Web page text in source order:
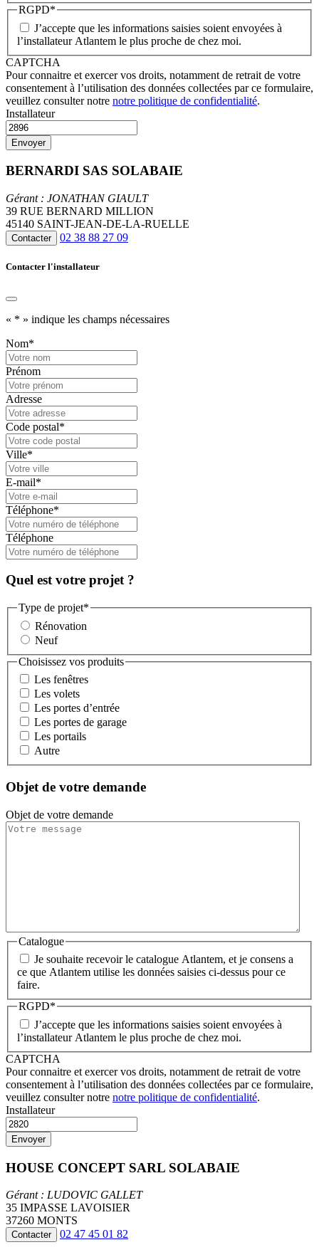
RGPD*
J’accepte que les informations saisies soient envoyées à
l’installateur Atlantem le plus proche de chez moi.
CAPTCHA
Pour connaitre et exercer vos droits, notamment de retrait de votre
consentement à l’utilisation des données collectées par ce formulaire,
veuillez consulter notre notre politique de confidentialité.
Installateur
BERNARDI SAS SOLABAIE
Gérant : JONATHAN GIAULT
39 RUE BERNARD MILLION
45140 SAINT-JEAN-DE-LA-RUELLE
Contacter 02 38 88 27 09
Contacter l'installateur
« * » indique les champs nécessaires
Nom*
Prénom
Adresse
Code postal*
Ville*
E-mail*
Téléphone*
Téléphone
Quel est votre projet ?
Type de projet*
Rénovation
Neuf
Choisissez vos produits
Les fenêtres
Les volets
Les portes d’entrée
Les portes de garage
Les portails
Autre
Objet de votre demande
Objet de votre demande
Catalogue
Je souhaite recevoir le catalogue Atlantem, et je consens a
ce que Atlantem utilise les données saisies ci-dessus pour ce
faire.
RGPD*
J’accepte que les informations saisies soient envoyées à
l’installateur Atlantem le plus proche de chez moi.
CAPTCHA
Pour connaitre et exercer vos droits, notamment de retrait de votre
consentement à l’utilisation des données collectées par ce formulaire,
veuillez consulter notre notre politique de confidentialité.
Installateur
HOUSE CONCEPT SARL SOLABAIE
Gérant : LUDOVIC GALLET
35 IMPASSE LAVOISIER
37260 MONTS
Contacter 02 47 45 01 82